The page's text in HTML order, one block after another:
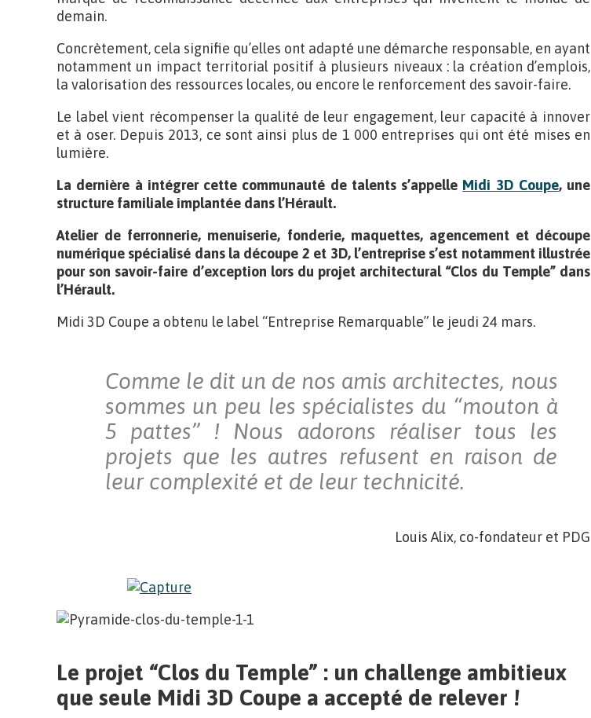
demain.
Concrètement, cela signifie qu’elles ont adapté une démarche responsable, en ayant
notamment un impact territorial positif à plusieurs niveaux : la création d’emplois,
la valorisation des ressources locales, ou encore le renforcement des savoir-faire.
Le label vient récompenser la qualité de leur engagement, leur capacité à innover
et à oser. Depuis 2013, ce sont ainsi plus de 1 000 entreprises qui ont été mises en
lumière.
La dernière à intégrer cette communauté de talents s’appelle Midi 3D Coupe, une
structure familiale implantée dans l’Hérault.
Atelier de ferronnerie, menuiserie, fonderie, maquettes, agencement et découpe
numérique spécialisé dans la découpe 2 et 3D, l’entreprise s’est notamment illustrée
pour son savoir-faire d’exception lors du projet architectural “Clos du Temple” dans
l’Hérault.
Midi 3D Coupe a obtenu le label “Entreprise Remarquable” le jeudi 24 mars.
Comme le dit un de nos amis architectes, nous
sommes un peu les spécialistes du “mouton à
5 pattes” ! Nous adorons réaliser tous les
projets que les autres refusent en raison de
leur complexité et de leur technicité.
Louis Alix, co-fondateur et PDG
Le projet “Clos du Temple” : un challenge ambitieux
que seule Midi 3D Coupe a accepté de relever !